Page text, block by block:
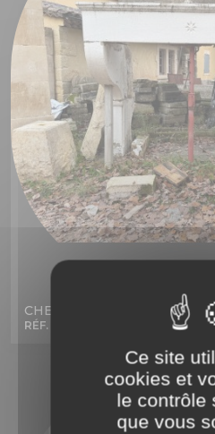
CHEMINEE ANCIENNE
RÉF. 2248
Ce site
cookies et
le contrôle
que vous